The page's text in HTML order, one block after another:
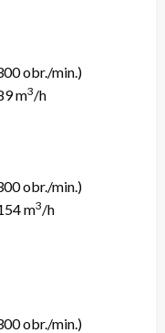
obr./min.)
m3/h
obr./min.)
m3/h
obr./min.)